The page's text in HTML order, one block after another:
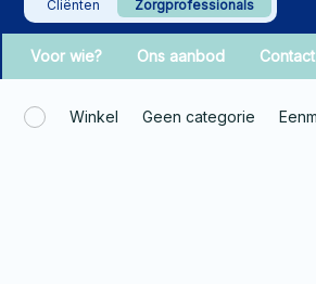
Cliënten Zorgprofessionals
Voor wie? Ons aanbod Contact
Winkel Geen categorie